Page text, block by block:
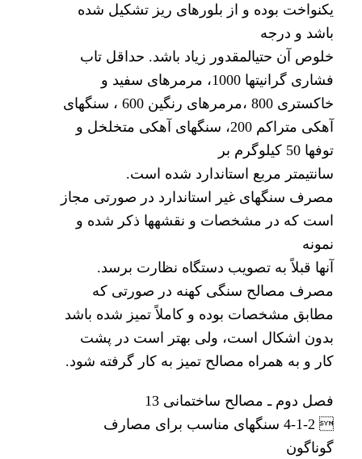
یکنواخت بوده و از بلورهای ریز تشکیل شده
باشد و درجه
خلوص آن حتیالمقدور زیاد باشد. حداقل تاب
فشاری گرانیتها 1000، مرمرهای سفید و
خاکستری 800 ،مرمرهای رنگین 600 ، سنگهای
آهکی متراکم 200، سنگهای آهکی متخلخل و
توفها 50 کیلوگرم بر
سانتیمتر مربع استاندارد شده است.
مصرف سنگهای غیر استاندارد در صورتی مجاز
است که در مشخصات و نقشهها ذکر شده و
نمونه
آنها قبلاً به تصویب دستگاه نظارت برسد.
مصرف مصالح سنگی کهنه در صورتی که
مطابق مشخصات بوده و کاملاً تمیز شده باشد
بدون اشکال است، ولی بهتر است در پشت
کار و به همراه مصالح تمیز به کار گرفته شود.
فصل دوم ـ مصالح ساختمانی 13
 4-1-2 سنگهای مناسب برای مصارف
گوناگون